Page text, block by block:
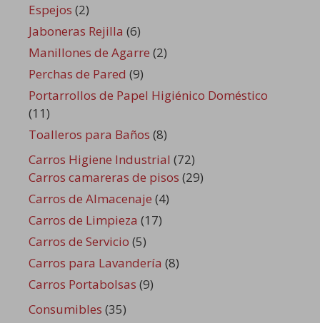
Espejos (2)
Jaboneras Rejilla (6)
Manillones de Agarre (2)
Perchas de Pared (9)
Portarrollos de Papel Higiénico Doméstico
(11)
Toalleros para Baños (8)
Carros Higiene Industrial (72)
Carros camareras de pisos (29)
Carros de Almacenaje (4)
Carros de Limpieza (17)
Carros de Servicio (5)
Carros para Lavandería (8)
Carros Portabolsas (9)
Consumibles (35)